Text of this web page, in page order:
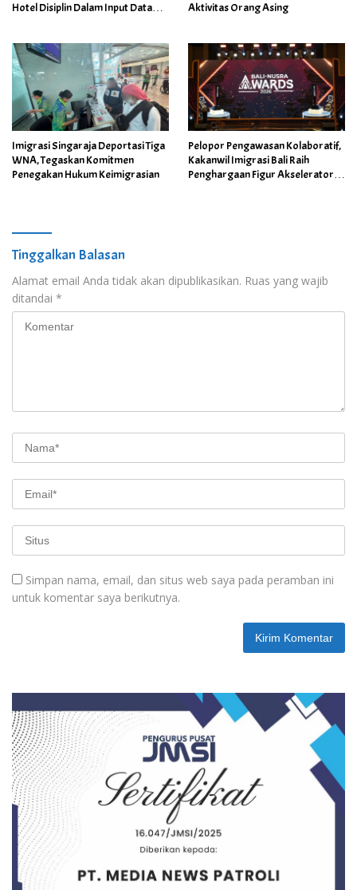
Hotel Disiplin Dalam Input Data
Aktivitas Orang Asing
Imigrasi Singaraja Deportasi Tiga
WNA, Tegaskan Komitmen
Penegakan Hukum Keimigrasian
Pelopor Pengawasan Kolaboratif,
Kakanwil Imigrasi Bali Raih
Penghargaan Figur Akselerator
Tinggalkan Balasan
Alamat email Anda tidak akan dipublikasikan. Ruas yang wajib
ditandai *
Simpan nama, email, dan situs web saya pada peramban ini
untuk komentar saya berikutnya.